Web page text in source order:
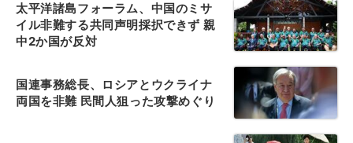
太平洋諸島フォーラム、中国のミサ
イル非難する共同声明採択できず 親
中2か国が反対
国連事務総長、ロシアとウクライナ
両国を非難 民間人狙った攻撃めぐり